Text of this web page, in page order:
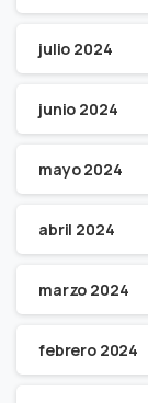
julio 2024
junio 2024
mayo 2024
abril 2024
marzo 2024
febrero 2024